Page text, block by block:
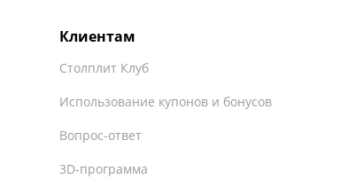
Клиентам
Столплит Клуб
Использование купонов и бонусов
Вопрос-ответ
3D-программа